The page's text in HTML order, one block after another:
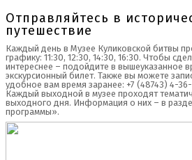
Отправляйтесь в
путешествие
Каждый день в Музее Куликовской битвы
графику: 11:30, 12:30, 14:30, 16:30. Чтобы
интереснее – подойдите в вышеуказанное
экскурсионный билет. Также вы можете
удобное вам время заранее: +7 (48743) 4-
Каждый выходной в музее проходят
выходного дня. Информация о них – в
программы».